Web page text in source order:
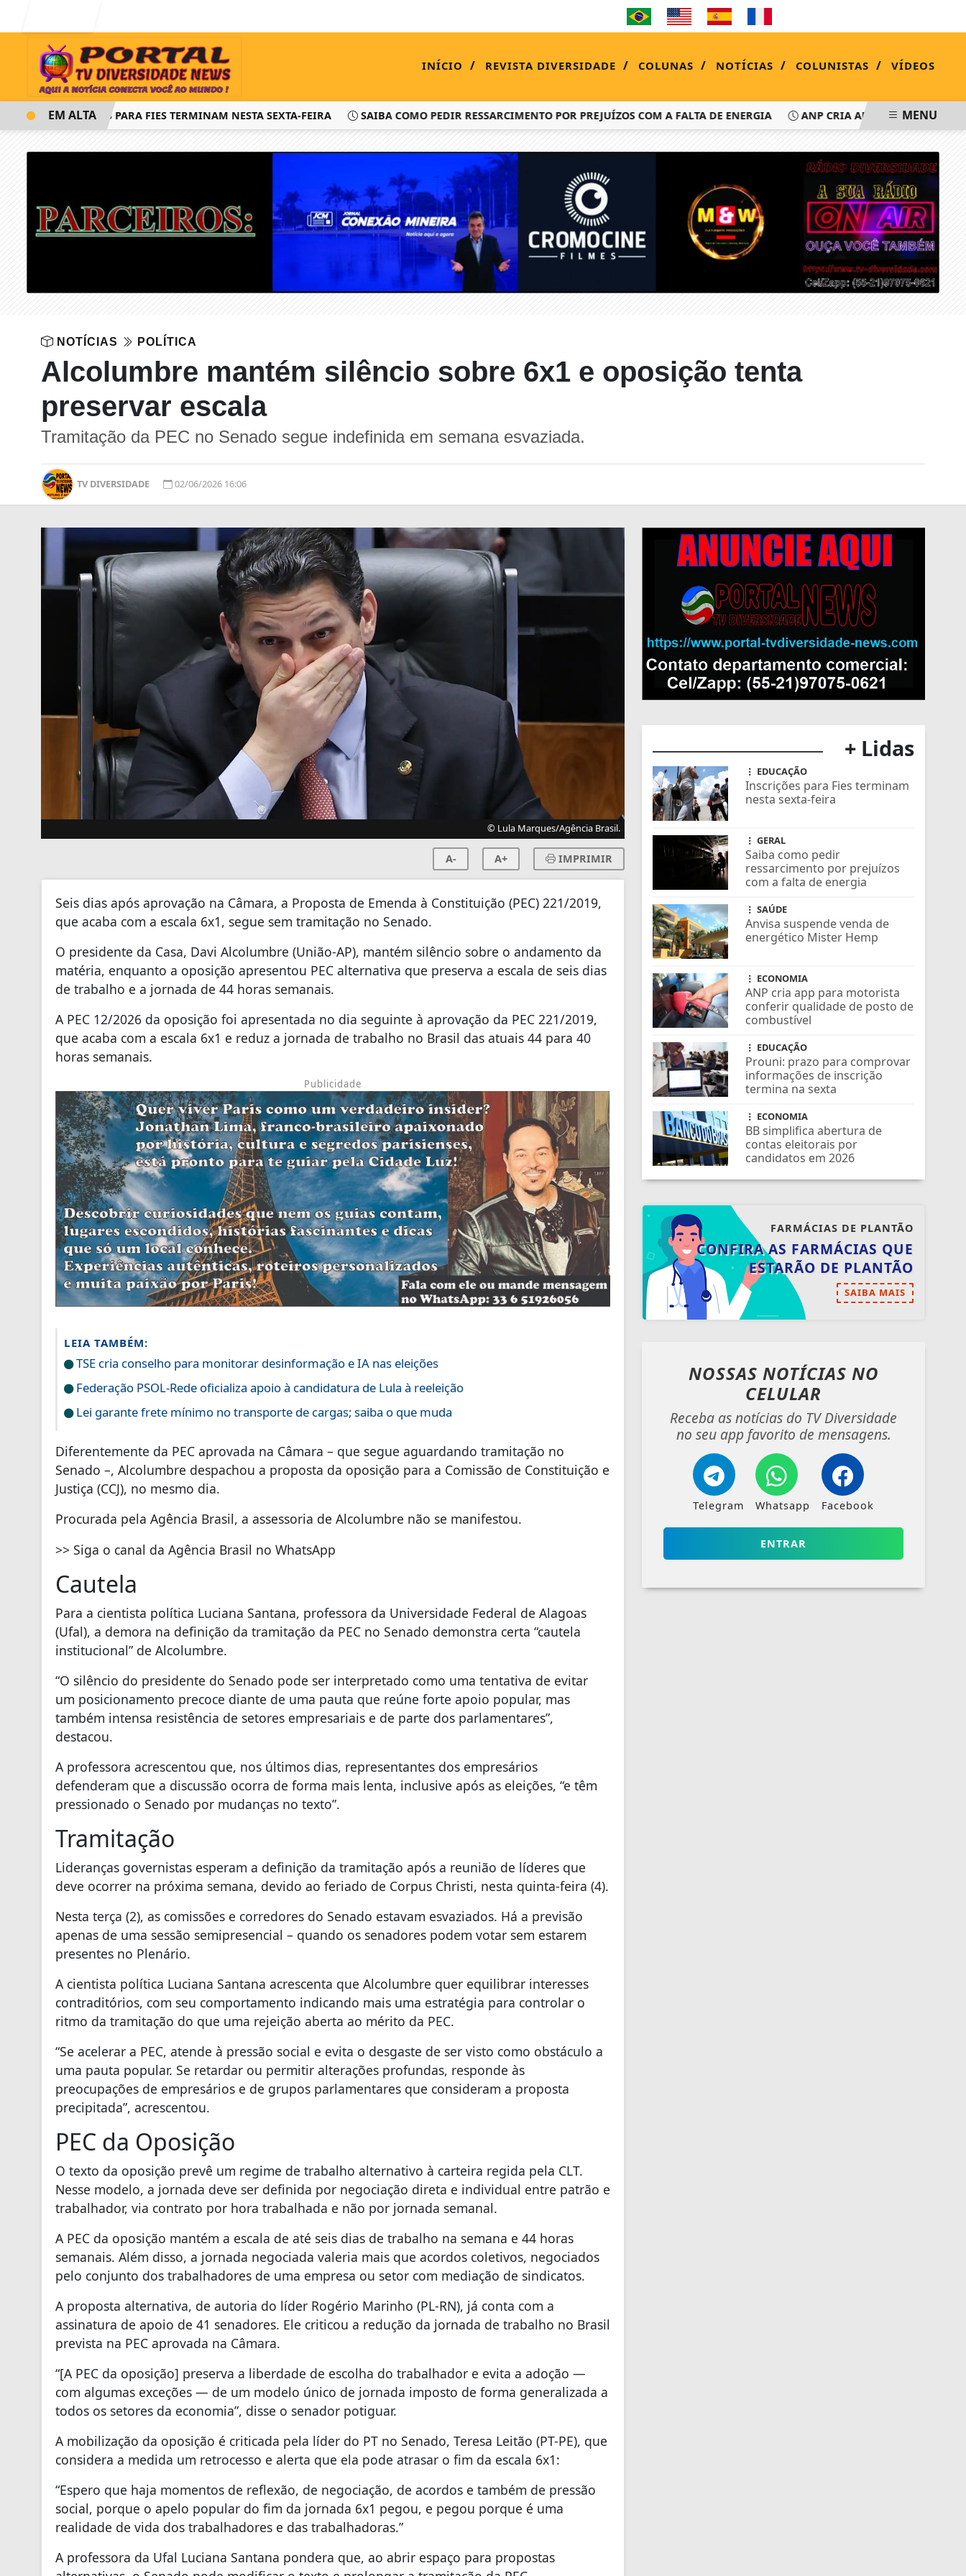
INÍCIO / REVISTA DIVERSIDADE / COLUNAS / NOTÍCIAS / COLUNISTAS / VÍDEOS
INSCRIÇÕES PARA FIES TERMINAM NESTA SEXTA-FEIRA SAIBA COMO PEDIR RESSARCIMENTO POR PREJUÍZOS COM A FALTA DE ENERGIA ANP CRIA APP PARA MOTORISTA
EM ALTA MENU
NOTÍCIAS POLÍTICA
Alcolumbre mantém silêncio sobre 6x1 e oposição tenta
preservar escala
Tramitação da PEC no Senado segue indefinida em semana esvaziada.
TV DIVERSIDADE 02/06/2026 16:06
© Lula Marques/Agência Brasil.
A- A+ IMPRIMIR
Seis dias após aprovação na Câmara, a Proposta de Emenda à Constituição (PEC) 221/2019,
que acaba com a escala 6x1, segue sem tramitação no Senado.
O presidente da Casa, Davi Alcolumbre (União-AP), mantém silêncio sobre o andamento da
matéria, enquanto a oposição apresentou PEC alternativa que preserva a escala de seis dias
de trabalho e a jornada de 44 horas semanais.
A PEC 12/2026 da oposição foi apresentada no dia seguinte à aprovação da PEC 221/2019,
que acaba com a escala 6x1 e reduz a jornada de trabalho no Brasil das atuais 44 para 40
horas semanais.
Publicidade
LEIA TAMBÉM:
TSE cria conselho para monitorar desinformação e IA nas eleições
Federação PSOL-Rede oficializa apoio à candidatura de Lula à reeleição
Lei garante frete mínimo no transporte de cargas; saiba o que muda
Diferentemente da PEC aprovada na Câmara – que segue aguardando tramitação no
Senado –, Alcolumbre despachou a proposta da oposição para a Comissão de Constituição e
Justiça (CCJ), no mesmo dia.
Procurada pela Agência Brasil, a assessoria de Alcolumbre não se manifestou.
>> Siga o canal da Agência Brasil no WhatsApp
Cautela
Para a cientista política Luciana Santana, professora da Universidade Federal de Alagoas
(Ufal), a demora na definição da tramitação da PEC no Senado demonstra certa “cautela
institucional” de Alcolumbre.
“O silêncio do presidente do Senado pode ser interpretado como uma tentativa de evitar
um posicionamento precoce diante de uma pauta que reúne forte apoio popular, mas
também intensa resistência de setores empresariais e de parte dos parlamentares”,
destacou.
A professora acrescentou que, nos últimos dias, representantes dos empresários
defenderam que a discussão ocorra de forma mais lenta, inclusive após as eleições, “e têm
pressionado o Senado por mudanças no texto”.
Tramitação
Lideranças governistas esperam a definição da tramitação após a reunião de líderes que
deve ocorrer na próxima semana, devido ao feriado de Corpus Christi, nesta quinta-feira (4).
Nesta terça (2), as comissões e corredores do Senado estavam esvaziados. Há a previsão
apenas de uma sessão semipresencial – quando os senadores podem votar sem estarem
presentes no Plenário.
A cientista política Luciana Santana acrescenta que Alcolumbre quer equilibrar interesses
contraditórios, com seu comportamento indicando mais uma estratégia para controlar o
ritmo da tramitação do que uma rejeição aberta ao mérito da PEC.
“Se acelerar a PEC, atende à pressão social e evita o desgaste de ser visto como obstáculo a
uma pauta popular. Se retardar ou permitir alterações profundas, responde às
preocupações de empresários e de grupos parlamentares que consideram a proposta
precipitada”, acrescentou.
PEC da Oposição
O texto da oposição prevê um regime de trabalho alternativo à carteira regida pela CLT.
Nesse modelo, a jornada deve ser definida por negociação direta e individual entre patrão e
trabalhador, via contrato por hora trabalhada e não por jornada semanal.
A PEC da oposição mantém a escala de até seis dias de trabalho na semana e 44 horas
semanais. Além disso, a jornada negociada valeria mais que acordos coletivos, negociados
pelo conjunto dos trabalhadores de uma empresa ou setor com mediação de sindicatos.
A proposta alternativa, de autoria do líder Rogério Marinho (PL-RN), já conta com a
assinatura de apoio de 41 senadores. Ele criticou a redução da jornada de trabalho no Brasil
prevista na PEC aprovada na Câmara.
“[A PEC da oposição] preserva a liberdade de escolha do trabalhador e evita a adoção —
com algumas exceções — de um modelo único de jornada imposto de forma generalizada a
todos os setores da economia”, disse o senador potiguar.
A mobilização da oposição é criticada pela líder do PT no Senado, Teresa Leitão (PT-PE), que
considera a medida um retrocesso e alerta que ela pode atrasar o fim da escala 6x1:
“Espero que haja momentos de reflexão, de negociação, de acordos e também de pressão
social, porque o apelo popular do fim da jornada 6x1 pegou, e pegou porque é uma
realidade de vida dos trabalhadores e das trabalhadoras.”
A professora da Ufal Luciana Santana pondera que, ao abrir espaço para propostas
+ Lidas
EDUCAÇÃO
Inscrições para Fies terminam
nesta sexta-feira
GERAL
Saiba como pedir
ressarcimento por prejuízos
com a falta de energia
SAÚDE
Anvisa suspende venda de
energético Mister Hemp
ECONOMIA
ANP cria app para motorista
conferir qualidade de posto de
combustível
EDUCAÇÃO
Prouni: prazo para comprovar
informações de inscrição
termina na sexta
ECONOMIA
BB simplifica abertura de
contas eleitorais por
candidatos em 2026
FARMÁCIAS DE PLANTÃO
CONFIRA AS FARMÁCIAS QUE
ESTARÃO DE PLANTÃO
SAIBA MAIS
NOSSAS NOTÍCIAS NO
CELULAR
Receba as notícias do TV Diversidade
no seu app favorito de mensagens.
Telegram Whatsapp Facebook
ENTRAR